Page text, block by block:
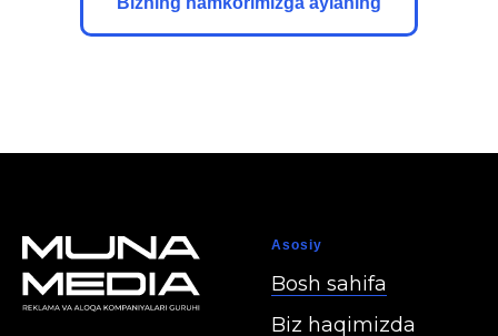
Asosiy
Bosh sahifa
Biz haqimizda